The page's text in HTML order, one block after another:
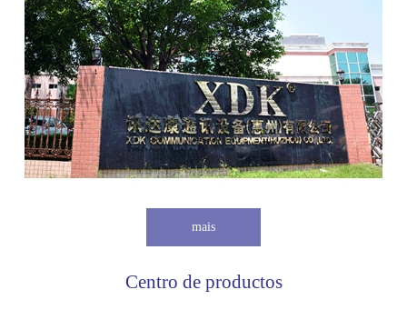
mais
Centro de productos